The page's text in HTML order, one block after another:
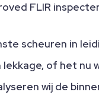
FLIR
scheuren in
of het
wij de